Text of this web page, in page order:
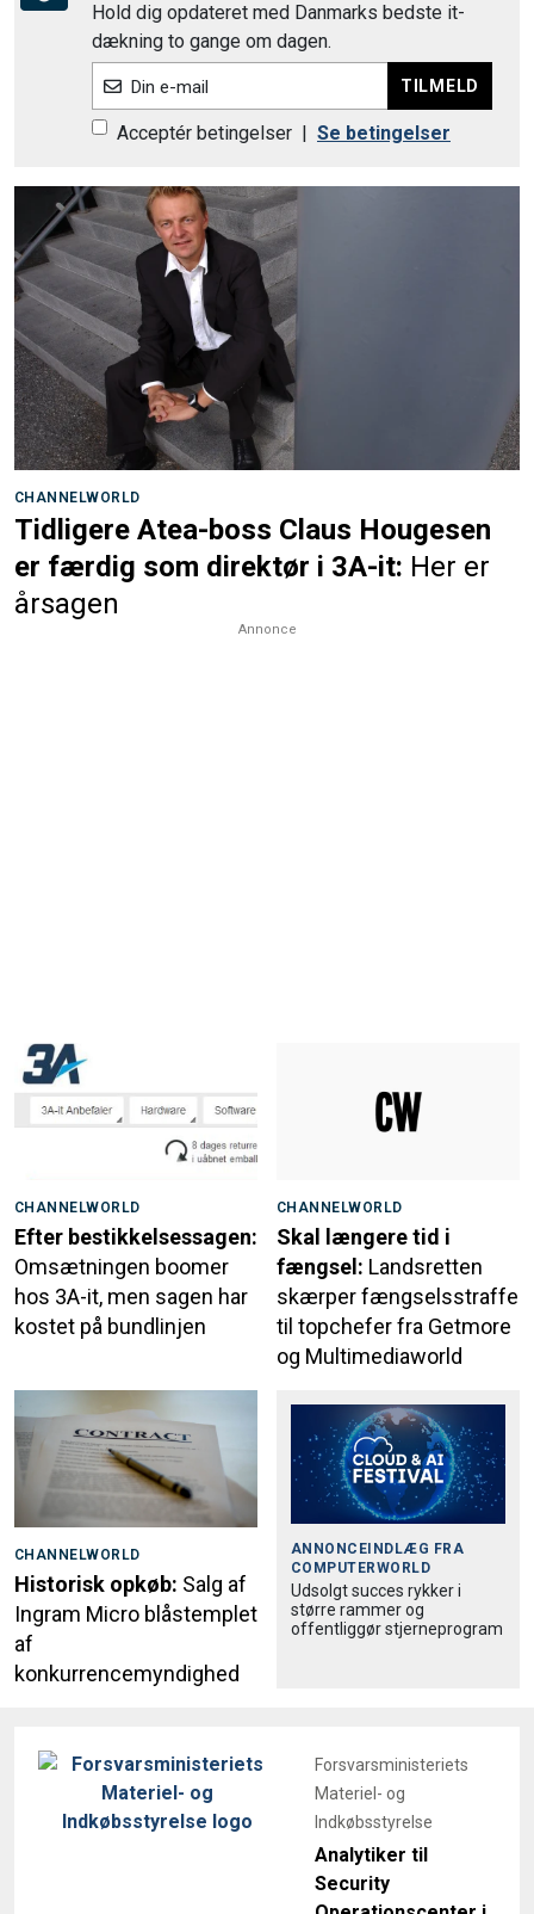
Hold dig opdateret med Danmarks bedste it-
dækning to gange om dagen.
Din e-mail TILMELD
Acceptér betingelser Se betingelser
CHANNELWORLD
Tidligere Atea-boss Claus Hougesen
er færdig som direktør i 3A-it: Her er
årsagen
Annonce
CHANNELWORLD
Efter bestikkelsessagen:
Omsætningen boomer
hos 3A-it, men sagen har
kostet på bundlinjen
CHANNELWORLD
Skal længere tid i
fængsel: Landsretten
skærper fængselsstraffe
til topchefer fra Getmore
og Multimediaworld
CHANNELWORLD
Historisk opkøb: Salg af
Ingram Micro blåstemplet
af
konkurrencemyndighed
ANNONCEINDLÆG FRA
COMPUTERWORLD
Udsolgt succes rykker i
større rammer og
offentliggør stjerneprogram
Forsvarsministeriets
Materiel- og
Indkøbsstyrelse
Analytiker til
Security